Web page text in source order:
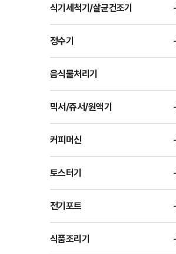
식기세척기/살균건조기
정수기
음식물처리기
믹서/쥬서/원액기
커피머신
토스터기
전기포트
식품조리기